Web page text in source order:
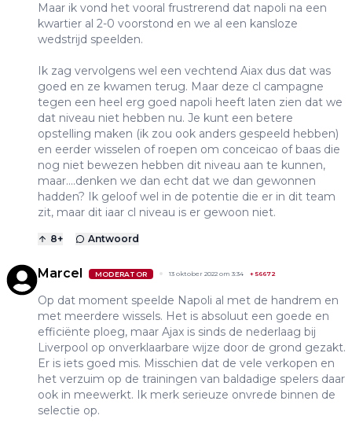
Maar ik vond het vooral frustrerend dat napoli na een
kwartier al 2-0 voorstond en we al een kansloze
wedstrijd speelden.
Ik zag vervolgens wel een vechtend Aiax dus dat was
goed en ze kwamen terug. Maar deze cl campagne
tegen een heel erg goed napoli heeft laten zien dat we
dat niveau niet hebben nu. Je kunt een betere
opstelling maken (ik zou ook anders gespeeld hebben)
en eerder wisselen of roepen om conceicao of baas die
nog niet bewezen hebben dit niveau aan te kunnen,
maar….denken we dan echt dat we dan gewonnen
hadden? Ik geloof wel in de potentie die er in dit team
zit, maar dit iaar cl niveau is er gewoon niet.
8+ Antwoord
Marcel MODERATOR 13 oktober 2022 om 3:34 +56672
Op dat moment speelde Napoli al met de handrem en
met meerdere wissels. Het is absoluut een goede en
efficiënte ploeg, maar Ajax is sinds de nederlaag bij
Liverpool op onverklaarbare wijze door de grond gezakt.
Er is iets goed mis. Misschien dat de vele verkopen en
het verzuim op de trainingen van baldadige spelers daar
ook in meewerkt. Ik merk serieuze onvrede binnen de
selectie op.